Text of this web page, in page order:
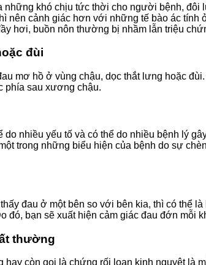
những khó chịu tức thời cho người bệnh,
nên cảnh giác hơn với những tế bào ác
hơi, buồn nôn thường bị nhầm lẫn triệu
đùi
mơ hồ ở vùng chậu, dọc thắt lưng hoặc
phía sau xương chậu.
nhiều yếu tố và có thể do nhiều bệnh lý
trong những biểu hiện của bệnh do sự
đau ở một bên so với bên kia, thì có
đó, bạn sẽ xuất hiện cảm giác đau đớn mỗi
thường
còn gọi là chứng rối loạn kinh nguyệt là